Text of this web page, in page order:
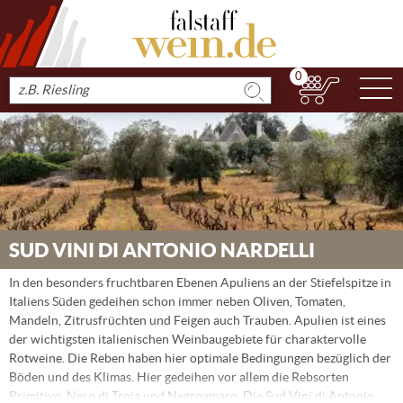
Produkt
suchen
0
SUD VINI DI ANTONIO NARDELLI
In den besonders fruchtbaren Ebenen Apuliens an der Stiefelspitze in
Italiens Süden gedeihen schon immer neben Oliven, Tomaten,
Mandeln, Zitrusfrüchten und Feigen auch Trauben. Apulien ist eines
der wichtigsten italienischen Weinbaugebiete für charaktervolle
Rotweine. Die Reben haben hier optimale Bedingungen bezüglich der
Böden und des Klimas. Hier gedeihen vor allem die Rebsorten
Primitivo, Nero di Troia und Negroamaro. Die Sud Vini di Antonio